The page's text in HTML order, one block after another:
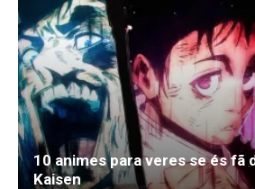
10 animes para veres se és fã
Kaisen